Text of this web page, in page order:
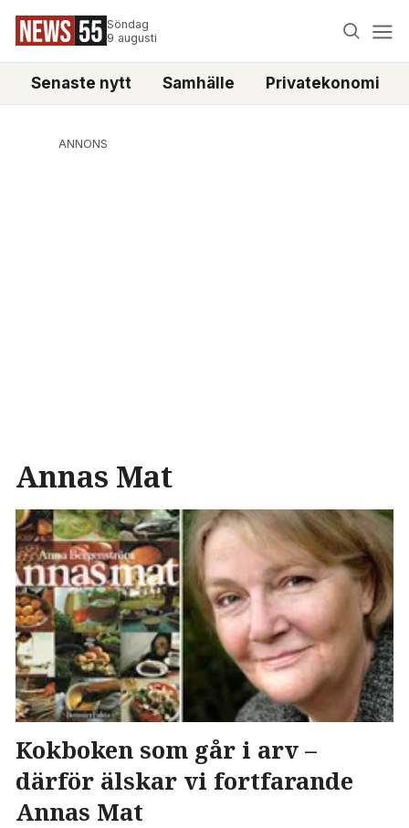
Söndag
9 augusti
Senaste nytt Samhälle Privatekonomi
ANNONS
Annas Mat
Kokboken som går i arv –
därför älskar vi fortfarande
Annas Mat